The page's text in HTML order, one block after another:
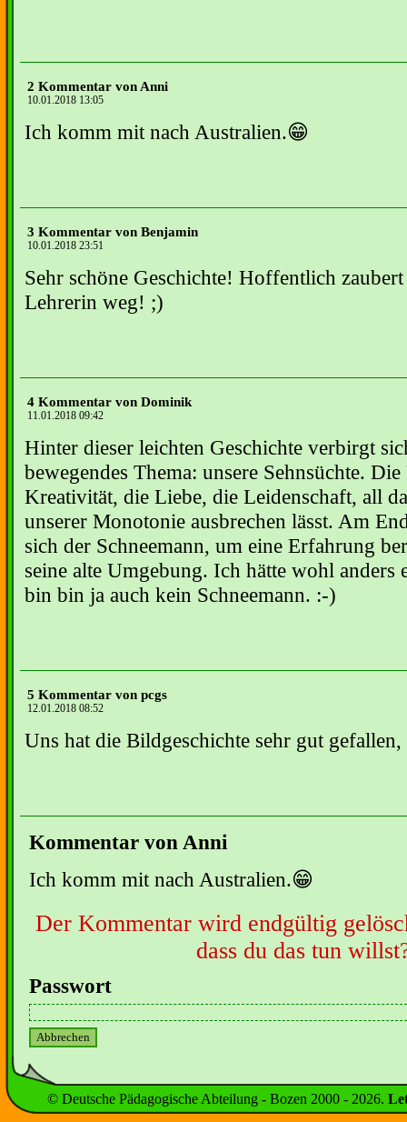
2 Kommentar von Anni
10.01.2018 13:05
Ich komm mit nach Australien.😁
3 Kommentar von Benjamin
10.01.2018 23:51
Sehr schöne Geschichte! Hoffentlich
Lehrerin weg! ;)
4 Kommentar von Dominik
11.01.2018 09:42
Hinter dieser leichten Geschichte verbirgt
bewegendes Thema: unsere Sehnsüchte.
Kreativität, die Liebe, die Leidenschaft, all
unserer Monotonie ausbrechen lässt. Am
sich der Schneemann, um eine Erfahrung
seine alte Umgebung. Ich hätte wohl anders
bin bin ja auch kein Schneemann. :-)
5 Kommentar von pcgs
12.01.2018 08:52
Uns hat die Bildgeschichte sehr gut
Kommentar von Anni
Ich komm mit nach Australien.😁
Der Kommentar wird endgültig
dass du das tun
Passwort
© Deutsche Pädagogische Abteilung - Bozen 2000 - 2026.